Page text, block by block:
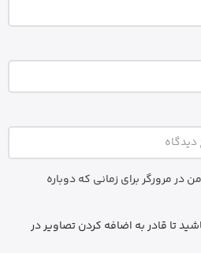
در مرورگر برای زمانی که دوباره
تا قادر به اضافه کردن تصاویر در